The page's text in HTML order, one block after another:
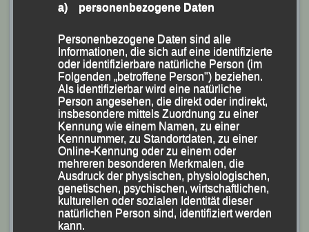
Eva Schultz Vierte und
a) personenbezogene Daten
Personenbezogene Daten sind alle
Informationen, die sich auf eine identifizierte
oder identifizierbare natürliche Person (im
Folgenden „betroffene Person") beziehen.
Als identifizierbar wird eine natürliche
Person angesehen, die direkt oder indirekt,
insbesondere mittels Zuordnung zu einer
Kennung wie einem Namen, zu einer
Kennnummer, zu Standortdaten, zu einer
Online-Kennung oder zu einem oder
mehreren besonderen Merkmalen, die
Ausdruck der physischen, physiologischen,
genetischen, psychischen, wirtschaftlichen,
kulturellen oder sozialen Identität dieser
natürlichen Person sind, identifiziert werden
kann.